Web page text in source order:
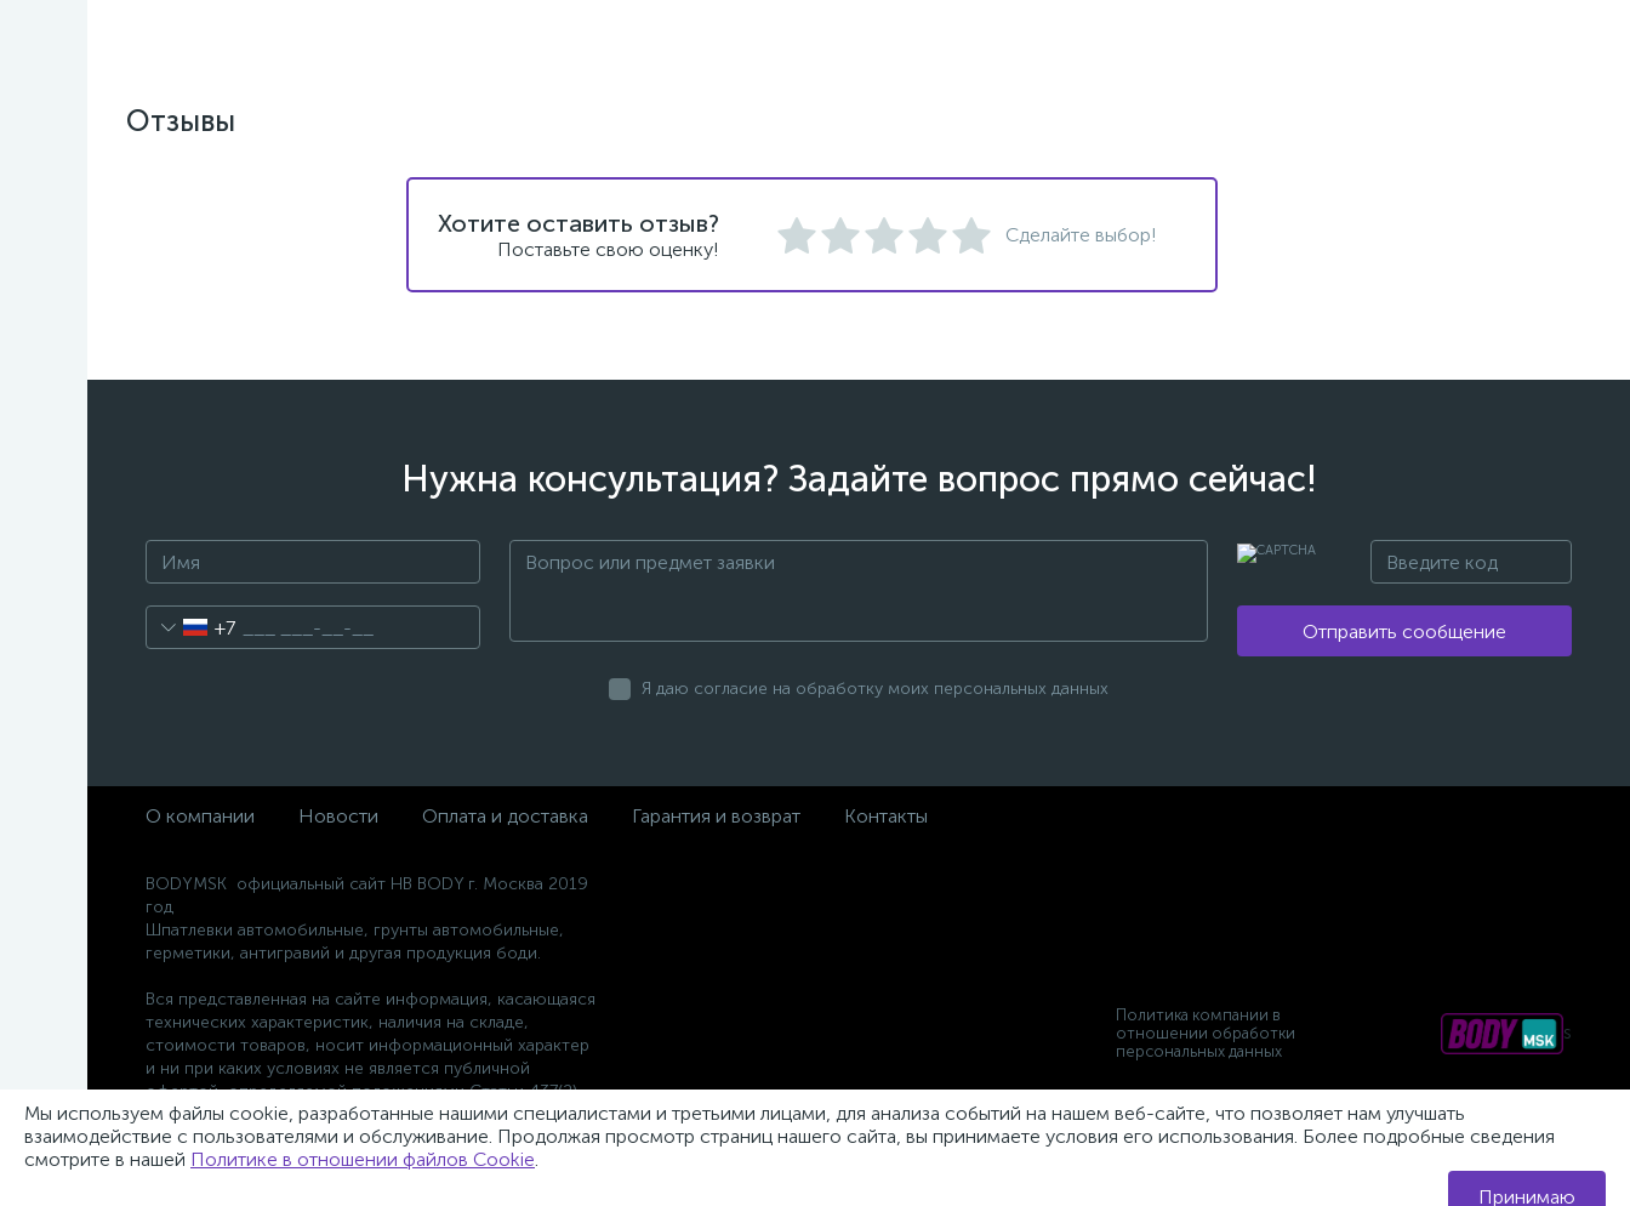
Отзывы
Хотите оставить отзыв?
Поставьте свою оценку!
Сделайте выбор!
Нужна консультация? Задайте вопрос прямо сейчас!
+7 Отправить сообщение
Я даю согласие на обработку моих персональных данных
О компании Новости Оплата и доставка Гарантия и возврат Контакты
BODYMSK официальный сайт HB BODY г. Москва 2019
год
Шпатлевки автомобильные, грунты автомобильные,
герметики, антигравий и другая продукция боди.
Вся представленная на сайте информация, касающаяся
технических характеристик, наличия на складе,
стоимости товаров, носит информационный характер
и ни при каких условиях не является публичной
офертой, определяемой положениями Статьи 437(2)
Гражданского кодекса РФ.
Для заявокzakaz@bodymsk.ruдля тендеров
Политика компании в
отношении обработки
персональных данных
s
Мы используем файлы cookie, разработанные нашими специалистами и третьими лицами, для анализа событий на нашем веб-сайте, что позволяет нам улучшать
взаимодействие с пользователями и обслуживание. Продолжая просмотр страниц нашего сайта, вы принимаете условия его использования. Более подробные сведения
смотрите в нашей Политике в отношении файлов Cookie.
Принимаю